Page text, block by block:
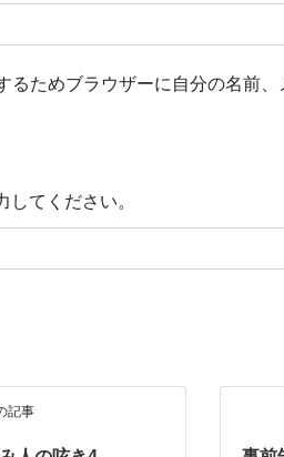
るためブラウザーに自分の名前、
してください。
記事